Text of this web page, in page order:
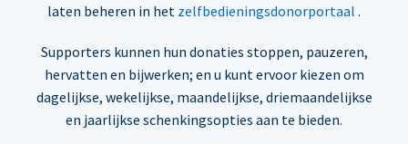
laten beheren in het zelfbedieningsdonorportaal .
Supporters kunnen hun donaties stoppen, pauzeren,
hervatten en bijwerken; en u kunt ervoor kiezen om
dagelijkse, wekelijkse, maandelijkse, driemaandelijkse
en jaarlijkse schenkingsopties aan te bieden.